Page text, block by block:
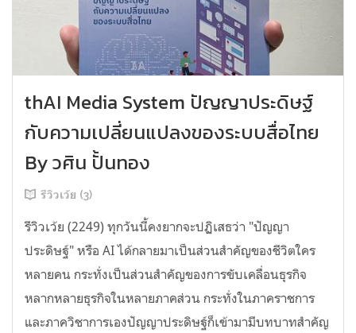
thAI Media System ปัญญาประดิษฐ์
กับความเปลี่ยนแปลงของระบบสื่อไทย
By วศิน ปั้นทอง
รีวิวเว้ย (3)
รีวิวเว้ย (2249) ทุกวันนี้คงยากจะปฏิเสธว่า "ปัญญา
ประดิษฐ์" หรือ AI ได้กลายมาเป็นส่วนสำคัญของชีวิตใคร
หลายคน กระทั่งเป็นส่วนสำคัญของการขับเคลื่อนธุรกิจ
หลากหลายธุรกิจในหลายภาคส่วน กระทั่งในภาคราชการ
และภาควิชาการเองปัญญาประดิษฐ์ก็เข้ามามีบทบาทสำคัญ